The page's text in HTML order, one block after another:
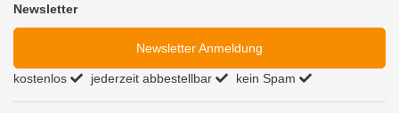
Newsletter
Newsletter Anmeldung
kostenlos jederzeit abbestellbar kein Spam